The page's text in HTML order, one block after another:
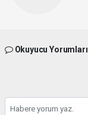
Okuyucu Yorumları